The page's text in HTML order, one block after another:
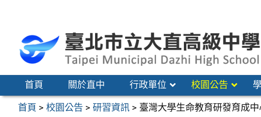
區
首頁 關於直中 行政單位 校園公告
首頁 >校園公告 >研習資訊 > 臺灣大學生命教育研發育成